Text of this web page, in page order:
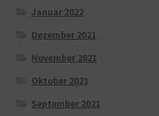
Januar 2022
Dezember 2021
November 2021
Oktober 2021
September 2021